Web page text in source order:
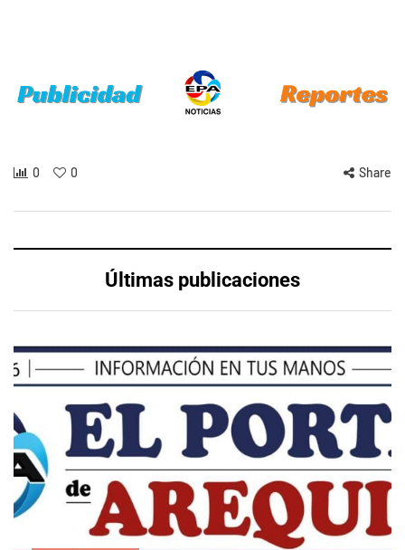
0 0 Share
Últimas publicaciones